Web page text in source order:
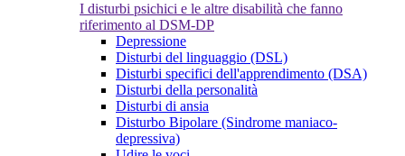
I disturbi psichici e le altre disabilità che fanno
riferimento al DSM-DP
Depressione
Disturbi del linguaggio (DSL)
Disturbi specifici dell'apprendimento (DSA)
Disturbi della personalità
Disturbi di ansia
Disturbo Bipolare (Sindrome maniaco-
depressiva)